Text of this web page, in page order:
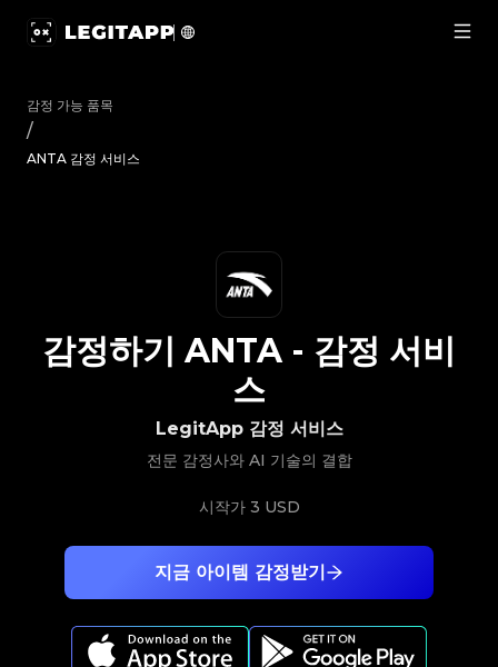
감정 가능 품목
/
ANTA 감정 서비스
지금 아이템 감정받기
LegitApp 감정 서비스
전문 감정사와 AI 기술의 결합
시작가 3 USD
감정하기 ANTA - 감정 서비
스